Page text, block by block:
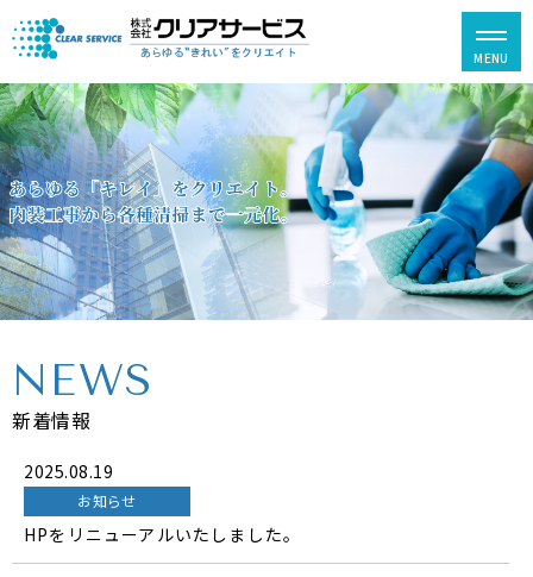
NEWS
新着情報
2025.08.19
お知らせ
HPをリニューアルいたしました。